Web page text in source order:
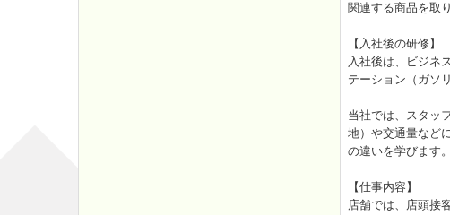
関連する商品を取
【入社後の研修】
入社後は、ビジネ
テーション（ガソ
当社では、スタッ
地）や交通量など
の違いを学びます
【仕事内容】
店舗では、店頭接